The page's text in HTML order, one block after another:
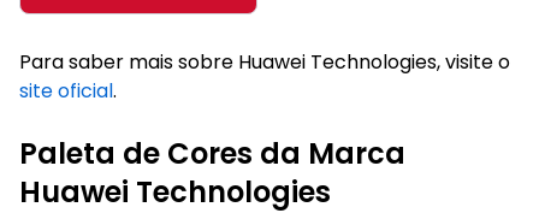
Para saber mais sobre Huawei Technologies, visite o
site oficial.
Paleta de Cores da Marca
Huawei Technologies